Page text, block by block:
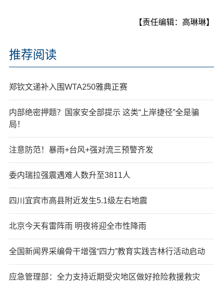
【责任编辑：高琳琳】
推荐阅读
郑钦文递补入围WTA250雅典正赛
内部绝密押题？国家安全部提示 这类“上岸捷径”全是骗
局！
注意防范！暴雨+台风+强对流三预警齐发
委内瑞拉强震遇难人数升至3811人
四川宜宾市高县附近发生5.1级左右地震
北京今天有雷阵雨 明夜将迎全市性降雨
全国新闻界采编骨干增强“四力”教育实践吉林行活动启动
应急管理部：全力支持近期受灾地区做好抢险救援救灾